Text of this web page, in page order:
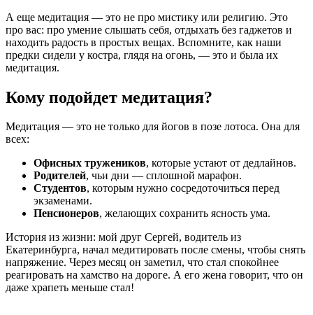
А еще медитация — это не про мистику или религию. Это
про вас: про умение слышать себя, отдыхать без гаджетов и
находить радость в простых вещах. Вспомните, как наши
предки сидели у костра, глядя на огонь, — это и была их
медитация.
Кому подойдет медитация?
Медитация — это не только для йогов в позе лотоса. Она для
всех:
Офисных тружеников, которые устают от дедлайнов.
Родителей, чьи дни — сплошной марафон.
Студентов, которым нужно сосредоточиться перед
экзаменами.
Пенсионеров, желающих сохранить ясность ума.
История из жизни: мой друг Сергей, водитель из
Екатеринбурга, начал медитировать после смены, чтобы снять
напряжение. Через месяц он заметил, что стал спокойнее
реагировать на хамство на дороге. А его жена говорит, что он
даже храпеть меньше стал!